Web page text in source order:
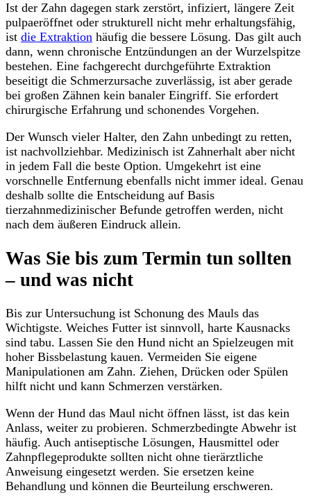
Ist der Zahn dagegen stark zerstört, infiziert, längere Zeit
pulpaeröffnet oder strukturell nicht mehr erhaltungsfähig,
ist die Extraktion häufig die bessere Lösung. Das gilt auch
dann, wenn chronische Entzündungen an der Wurzelspitze
bestehen. Eine fachgerecht durchgeführte Extraktion
beseitigt die Schmerzursache zuverlässig, ist aber gerade
bei großen Zähnen kein banaler Eingriff. Sie erfordert
chirurgische Erfahrung und schonendes Vorgehen.
Der Wunsch vieler Halter, den Zahn unbedingt zu retten,
ist nachvollziehbar. Medizinisch ist Zahnerhalt aber nicht
in jedem Fall die beste Option. Umgekehrt ist eine
vorschnelle Entfernung ebenfalls nicht immer ideal. Genau
deshalb sollte die Entscheidung auf Basis
tierzahnmedizinischer Befunde getroffen werden, nicht
nach dem äußeren Eindruck allein.
Was Sie bis zum Termin tun sollten
– und was nicht
Bis zur Untersuchung ist Schonung des Mauls das
Wichtigste. Weiches Futter ist sinnvoll, harte Kausnacks
sind tabu. Lassen Sie den Hund nicht an Spielzeugen mit
hoher Bissbelastung kauen. Vermeiden Sie eigene
Manipulationen am Zahn. Ziehen, Drücken oder Spülen
hilft nicht und kann Schmerzen verstärken.
Wenn der Hund das Maul nicht öffnen lässt, ist das kein
Anlass, weiter zu probieren. Schmerzbedingte Abwehr ist
häufig. Auch antiseptische Lösungen, Hausmittel oder
Zahnpflegeprodukte sollten nicht ohne tierärztliche
Anweisung eingesetzt werden. Sie ersetzen keine
Behandlung und können die Beurteilung erschweren.